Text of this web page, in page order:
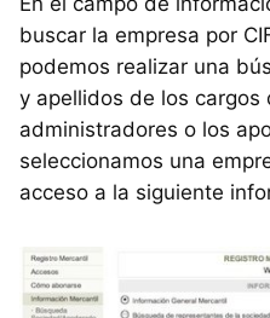
buscar la empresa por
podemos realizar una
y apellidos de los cargos
administradores o los
seleccionamos una
acceso a la siguiente